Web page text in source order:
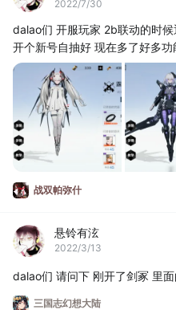
2022/7/30
dalao们 开服玩家 2b联动的时
开个新号自抽好 现在多了好多
战双帕弥什
悬铃有泫
2022/3/13
dalao们 请问下 刚开了剑冢 里
三国志幻想大陆